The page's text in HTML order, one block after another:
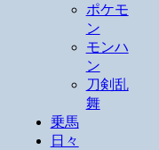
ポケモ
ン
モンハ
ン
刀剣乱
舞
乗馬
日々